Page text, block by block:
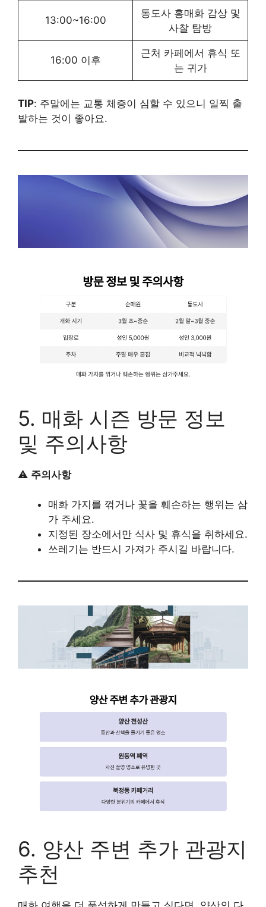
13:00~16:00
통도사 홍매화 감상 및
사찰 탐방
16:00 이후
근처 카페에서 휴식 또
는 귀가
TIP: 주말에는 교통 체증이 심할 수 있으니 일찍 출
발하는 것이 좋아요.
5. 매화 시즌 방문 정보
및 주의사항
⚠️ 주의사항
매화 가지를 꺾거나 꽃을 훼손하는 행위는 삼
가 주세요.
지정된 장소에서만 식사 및 휴식을 취하세요.
쓰레기는 반드시 가져가 주시길 바랍니다.
6. 양산 주변 추가 관광지
추천